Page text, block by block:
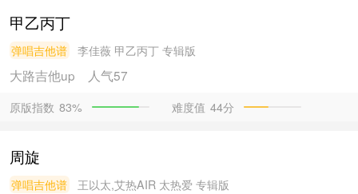
甲乙丙丁
弹唱吉他谱 李佳薇 甲乙丙丁 专辑版
大路吉他up 人气57
原版指数 83% 难度值 44分
周旋
弹唱吉他谱 王以太,艾热AIR 太热爱 专辑版